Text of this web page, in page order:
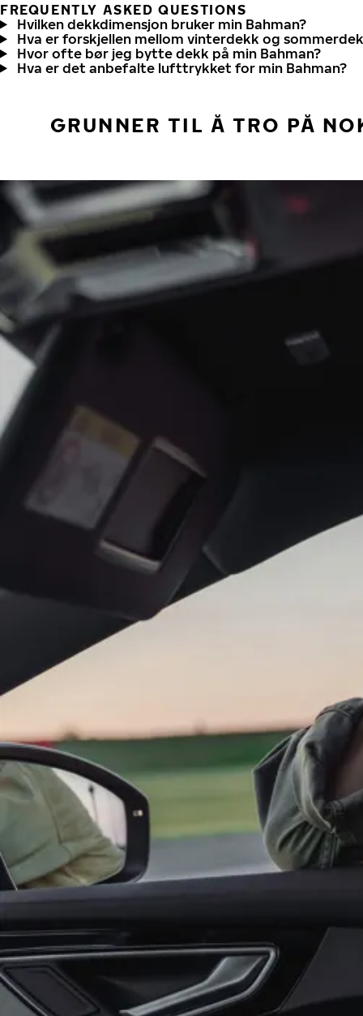
FREQUENTLY ASKED QUESTIONS
Hvilken dekkdimensjon bruker min Bahman?
Hva er forskjellen mellom vinterdekk og
Hvor ofte bør jeg bytte dekk på min Bahman?
Hva er det anbefalte lufttrykket for min Bahman?
GRUNNER TIL Å TRO PÅ